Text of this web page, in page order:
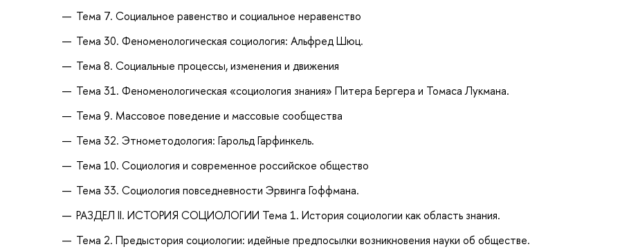
Тема 7. Социальное равенство и социальное неравенство
Тема 30. Феноменологическая социология: Альфред Шюц.
Тема 8. Социальные процессы, изменения и движения
Тема 31. Феноменологическая «социология знания» Питера Бергера и Томаса Лукмана.
Тема 9. Массовое поведение и массовые сообщества
Тема 32. Этнометодология: Гарольд Гарфинкель.
Тема 10. Социология и современное российское общество
Тема 33. Социология повседневности Эрвинга Гоффмана.
РАЗДЕЛ II. ИСТОРИЯ СОЦИОЛОГИИ Тема 1. История социологии как область знания.
Тема 2. Предыстория социологии: идейные предпосылки возникновения науки об обществе.